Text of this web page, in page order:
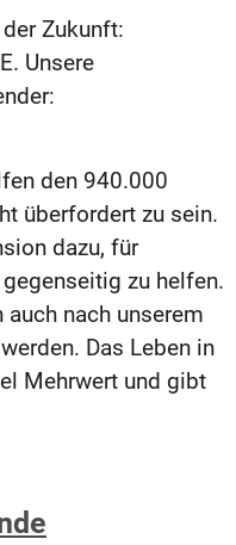
Zukunft:
Unsere
den 940.000
überfordert zu sein.
dazu, für
zu helfen.
nach unserem
Das Leben in
Mehrwert und gibt